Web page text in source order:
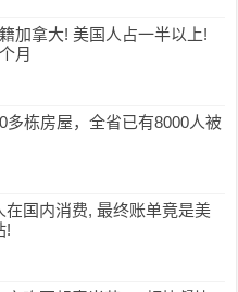
加拿大! 美国人占一半以上!
月
多栋房屋，全省已有8000人被
在国内消费, 最终账单竟是美
!